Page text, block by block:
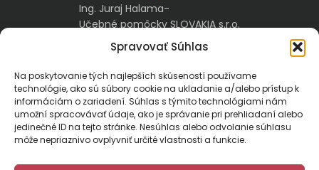
Spravovať Súhlas
Na poskytovanie tých najlepších skúseností používame
technológie, ako sú súbory cookie na ukladanie a/alebo prístup k
informáciám o zariadení. Súhlas s týmito technológiami nám
umožní spracovávať údaje, ako je správanie pri prehliadaní alebo
jedinečné ID na tejto stránke. Nesúhlas alebo odvolanie súhlasu
môže nepriaznivo ovplyvniť určité vlastnosti a funkcie.
Ing. Juraj Halama-
Učebné pomôcky SLOVAKIA s.r.o.
Malachovská 17/A
974 05 Banská Bystrica
kontakt@ucebnepomockyslovakia.sk
0917 797 357, 048/410 18 88